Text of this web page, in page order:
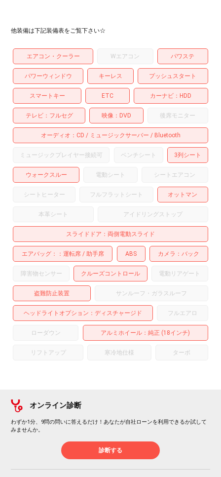
他装備は下記装備表をご覧下さい☆
エアコン・クーラー Wエアコン パワステ
パワーウィンドウ キーレス プッシュスタート
スマートキー ETC カーナビ HDD
テレビ フルセグ 映像 DVD 後席モニター
オーディオ CD ミュージックサーバー Bluetooth
ミュージックプレイヤー接続可 ベンチシート 3列シート
ウォークスルー 電動シート シートエアコン
シートヒーター フルフラットシート オットマン
本革シート アイドリングストップ
スライドドア 両側電動スライド
エアバッグ： 運転席 助手席 ABS カメラ バック
障害物センサー クルーズコントロール 電動リアゲート
盗難防止装置 サンルーフ・ガラスルーフ
ヘッドライトオプション ディスチャージド フルエアロ
ローダウン アルミホイール ：純正 (18インチ)
リフトアップ 寒冷地仕様 ターボ
オンライン診断
わずか1分、9問の問いに答えるだけ！あなたが自社ローンを利用できるか試して
みませんか。
診断する